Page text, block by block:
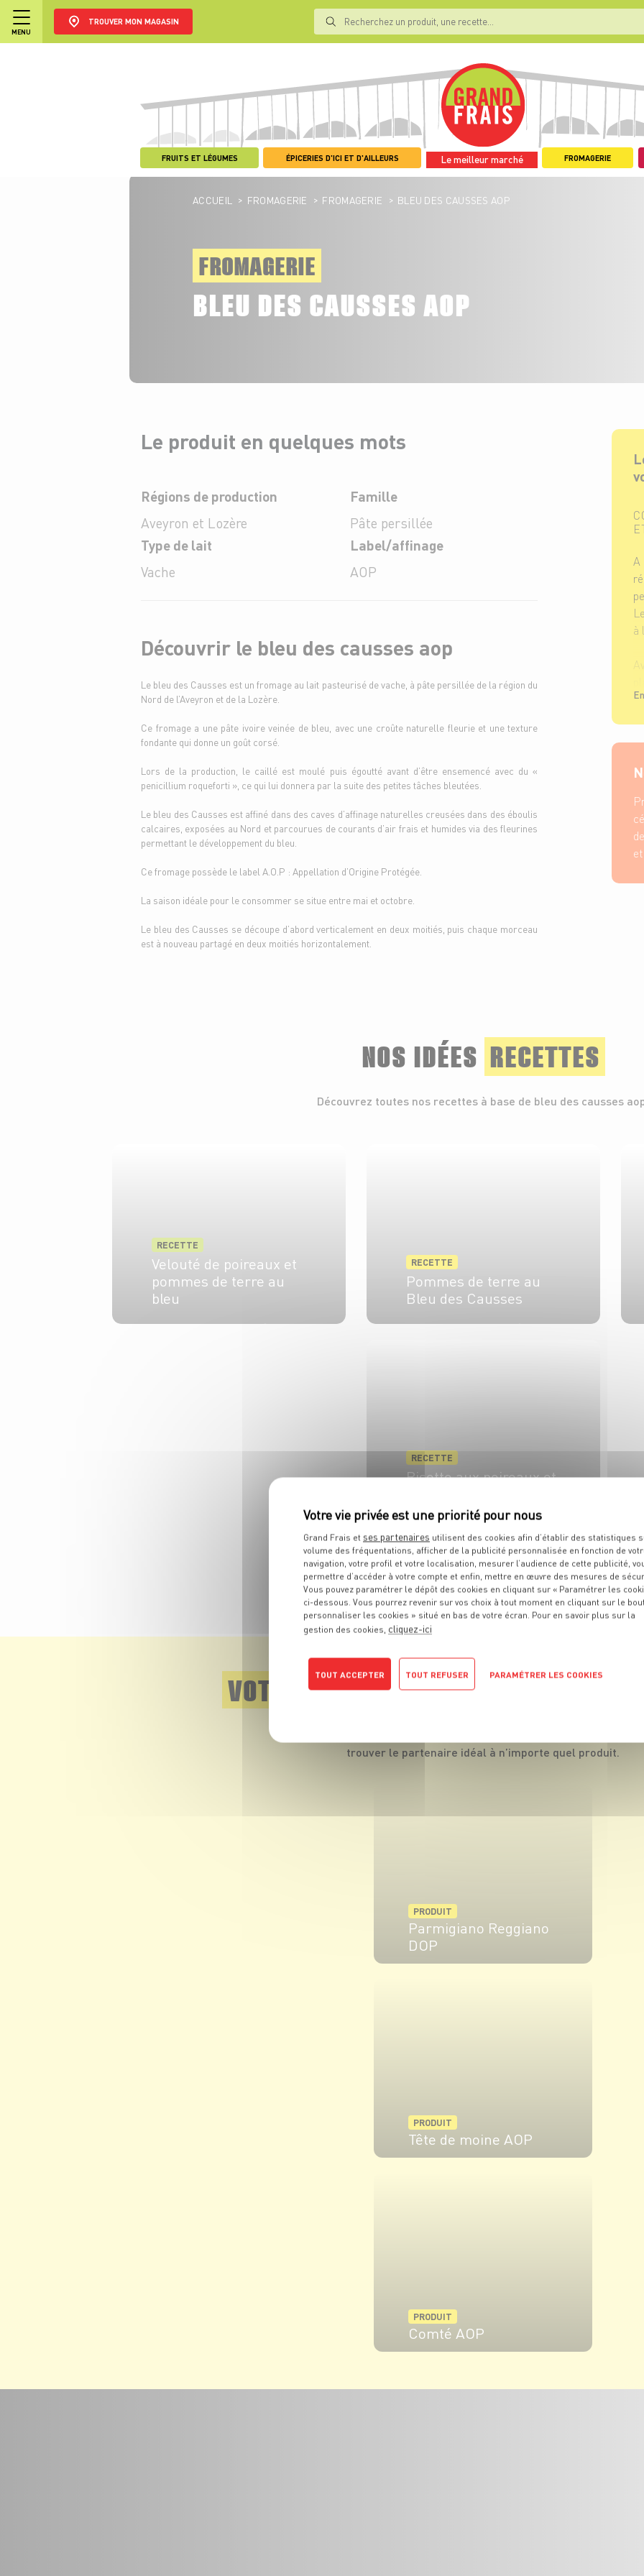
MENU
TROUVER MON MAGASIN
FRUITS ET LÉGUMES ÉPICERIES D'ICI ET D'AILLEURS Le meilleur marché FROMAGERIE
ACCUEIL > FROMAGERIE > FROMAGERIE > BLEU DES CAUSSES AOP
FROMAGERIE
BLEU DES CAUSSES AOP
à
Le produit en quelques mots
Régions de production
Aveyron et Lozère
Famille
Pâte persillée
Type de lait
Vache
Label/affinage
AOP
Découvrir le bleu des causses aop
Le bleu des Causses est un fromage au lait pasteurisé de vache, à pâte persillée de la région du
Nord de l’Aveyron et de la Lozère.
Ce fromage a une pâte ivoire veinée de bleu, avec une croûte naturelle fleurie et une texture
fondante qui donne un goût corsé.
Lors de la production, le caillé est moulé puis égoutté avant d’être ensemencé avec du «
penicillium roqueforti », ce qui lui donnera par la suite des petites tâches bleutées.
Le bleu des Causses est affiné dans des caves d’affinage naturelles creusées dans des éboulis
calcaires, exposées au Nord et parcourues de courants d’air frais et humides via des fleurines
permettant le développement du bleu.
Ce fromage possède le label A.O.P : Appellation d’Origine Protégée.
La saison idéale pour le consommer se situe entre mai et octobre.
Le bleu des Causses se découpe d’abord verticalement en deux moitiés, puis chaque morceau
est à nouveau partagé en deux moitiés horizontalement.
NOS IDÉES RECETTES
Découvrez toutes nos recettes à base de bleu des causses
RECETTE
Velouté de poireaux et
pommes de terre au
bleu
RECETTE
Pommes de terre au
Bleu des Causses
RECETTE
Risotto aux poireaux et
4 pers. 20 min
TOUTES NOS RECETTES
VOTRE FROMAGERVOUS PROPOSE
trouver le partenaire idéal à n’importe quel produit.
PRODUIT
Parmigiano Reggiano
DOP
PRODUIT
Tête de moine AOP
PRODUIT
Comté AOP
Grand Frais et ses partenaires utilisent des cookies afin d’établir des statistiques
volume des fréquentations, afficher de la publicité personnalisée en fonction de
navigation, votre profil et votre localisation, mesurer l’audience de cette publicité,
permettre d’accéder à votre compte et enfin, mettre en œuvre des mesures de
Vous pouvez paramétrer le dépôt des cookies en cliquant sur « Paramétrer les
ci-dessous. Vous pourrez revenir sur vos choix à tout moment en cliquant sur le
personnaliser les cookies » situé en bas de votre écran. Pour en savoir plus sur la
gestion des cookies, cliquez-ici
TOUT ACCEPTER TOUT REFUSER PARAMÉTRER LES COOKIES